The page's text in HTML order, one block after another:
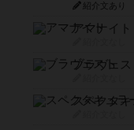
紹介文あり
アマナイト
ブラヴェス
スペクタキ